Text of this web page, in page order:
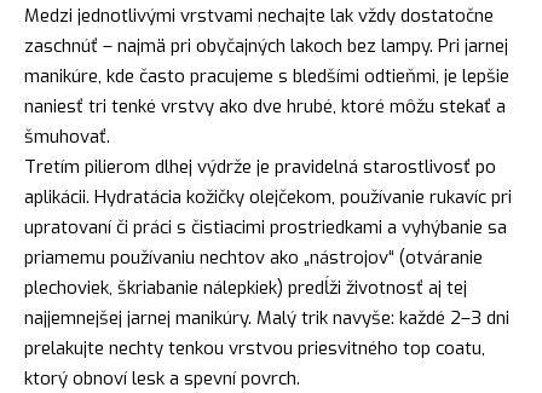
Medzi jednotlivými vrstvami nechajte lak vždy dostatočne
zaschnúť – najmä pri obyčajných lakoch bez lampy. Pri jarnej
manikúre, kde často pracujeme s bledšími odtieňmi, je lepšie
naniesť tri tenké vrstvy ako dve hrubé, ktoré môžu stekať a
šmuhovať.
Tretím pilierom dlhej výdrže je pravidelná starostlivosť po
aplikácii. Hydratácia kožičky olejčekom, používanie rukavíc pri
upratovaní či práci s čistiacimi prostriedkami a vyhýbanie sa
priamemu používaniu nechtov ako „nástrojov“ (otváranie
plechoviek, škriabanie nálepkiek) predĺži životnosť aj tej
najjemnejšej jarnej manikúry. Malý trik navyše: každé 2–3 dni
prelakujte nechty tenkou vrstvou priesvitného top coatu,
ktorý obnoví lesk a spevní povrch.